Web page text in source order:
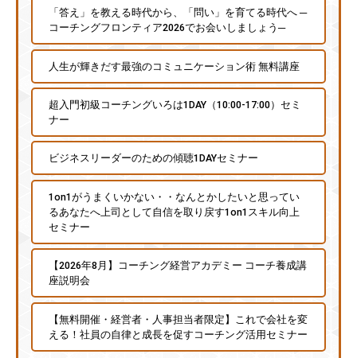
「答え」を教える時代から、「問い」を育てる時代へ ─
コーチングフロンティア2026でお会いしましょう─
人生が輝きだす最強のコミュニケーション術 無料講座
超入門初級コーチングいろは1DAY（10:00-17:00）セミ
ナー
ビジネスリーダーのための傾聴1DAYセミナー
1on1がうまくいかない・・なんとかしたいと思ってい
るあなたへ上司として自信を取り戻す1on1スキル向上
セミナー
【2026年8月】コーチング経営アカデミー コーチ養成講
座説明会
【無料開催・経営者・人事担当者限定】これで会社を変
える！社員の自律と成長を促すコーチング活用セミナー